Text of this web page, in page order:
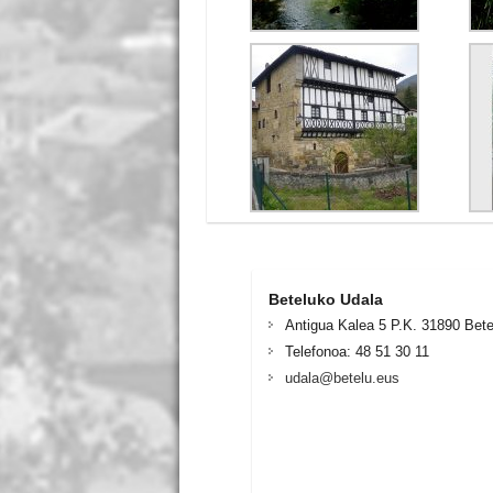
Beteluko Udala
Antigua Kalea 5 P.K. 31890
Telefonoa: 48 51 30 11
udala@betelu.eus